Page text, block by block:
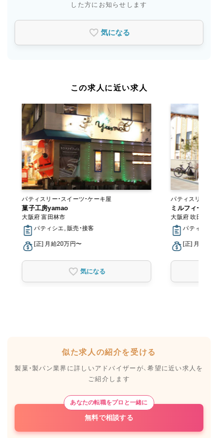
した方にお知らせします
気になる
この求人に近い求人
パティスリー・スイーツ・ケーキ屋
菓子工房yamao
大阪府 富田林市
パティシエ, 販売・接客
[正] 月給20万円〜
気になる
パティスリー・ス
ミルフィーユ（
大阪府 吹田市
パティシエ,
[正] 月給23
似た求人の紹介を受ける
製菓・製パン業界に詳しいアドバイザーが、希望に近い求人を
ご紹介します
あなたの転職をプロと一緒に
無料で相談する